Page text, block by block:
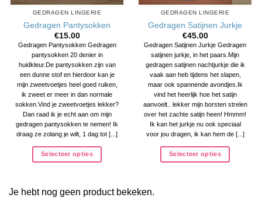
GEDRAGEN LINGERIE
Gedragen Pantysokken
€15.00
Gedragen Pantysokken Gedragen
pantysokken 20 denier in
huidkleur.De pantysokken zijn van
een dunne stof en hierdoor kan je
mijn zweetvoetjes heel goed ruiken,
ik zweet er meer in dan normale
sokken.Vind je zweetvoetjes lekker?
Dan raad ik je echt aan om mijn
gedragen pantysokken te nemen! Ik
draag ze zolang je wilt, 1 dag tot [...]
Selecteer opties
GEDRAGEN LINGERIE
Gedragen Satijnen Jurkje
€45.00
Gedragen Satijnen Jurkje Gedragen
satijnen jurkje, in het paars.Mijn
gedragen satijnen nachtjurkje die ik
vaak aan heb tijdens het slapen,
maar ook spannende avondjes.Ik
vind het heerlijk hoe het satijn
aanvoelt.. lekker mijn borsten strelen
over het zachte satijn heen! Hmmm!
Ik kan het jurkje nu ook speciaal
voor jou dragen, ik kan hem de [...]
Selecteer opties
Je hebt nog geen product bekeken.